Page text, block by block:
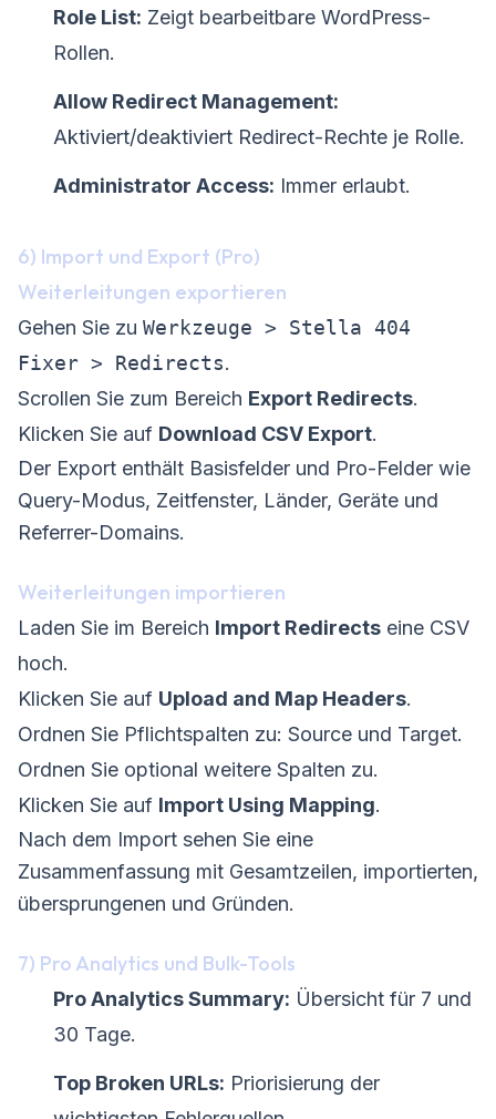
Role List: Zeigt bearbeitbare WordPress-
Rollen.
Allow Redirect Management:
Aktiviert/deaktiviert Redirect-Rechte je Rolle.
Administrator Access: Immer erlaubt.
6) Import und Export (Pro)
Weiterleitungen exportieren
Gehen Sie zu Werkzeuge > Stella 404
Fixer > Redirects.
Scrollen Sie zum Bereich Export Redirects.
Klicken Sie auf Download CSV Export.
Der Export enthält Basisfelder und Pro-Felder wie
Query-Modus, Zeitfenster, Länder, Geräte und
Referrer-Domains.
Weiterleitungen importieren
Laden Sie im Bereich Import Redirects eine CSV
hoch.
Klicken Sie auf Upload and Map Headers.
Ordnen Sie Pflichtspalten zu: Source und Target.
Ordnen Sie optional weitere Spalten zu.
Klicken Sie auf Import Using Mapping.
Nach dem Import sehen Sie eine
Zusammenfassung mit Gesamtzeilen, importierten,
übersprungenen und Gründen.
7) Pro Analytics und Bulk-Tools
Pro Analytics Summary: Übersicht für 7 und
30 Tage.
Top Broken URLs: Priorisierung der